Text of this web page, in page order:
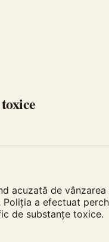
acuzată de
a efectuat
de substanțe toxice.